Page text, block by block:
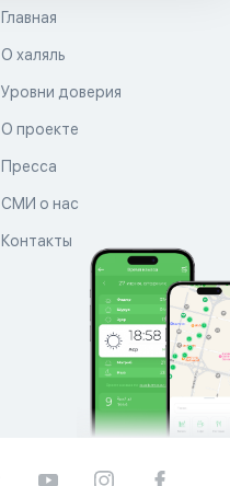
Главная
О халяль
Уровни доверия
О проекте
Пресса
СМИ о нас
Контакты